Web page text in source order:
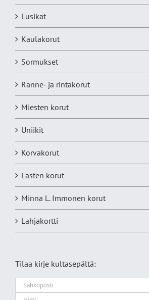
Lusikat
Kaulakorut
Sormukset
Ranne- ja rintakorut
Miesten korut
Uniikit
Korvakorut
Lasten korut
Minna L. Immonen korut
Lahjakortti
Tilaa kirje kultasepältä: